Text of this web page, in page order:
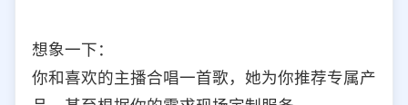
想象一下：
你和喜欢的主播合唱一首歌，她为你推荐专属产